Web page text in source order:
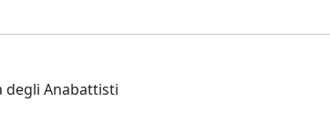
degli Anabattisti